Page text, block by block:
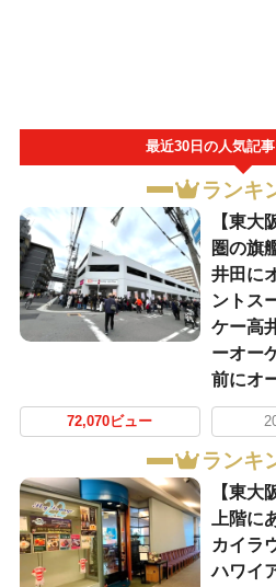
最近30日の人気記
ランキ
【東大
圏の旗
井田に
ントス
ケー高
ーオー
前にオ
72,070ビュー
ランキ
【東大
上階に
カイラ
ハワイ